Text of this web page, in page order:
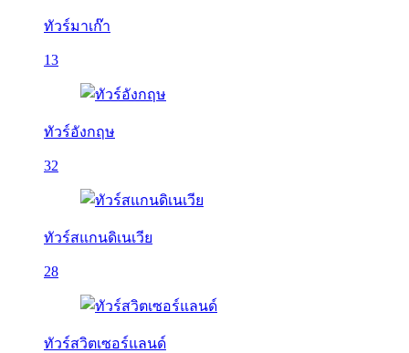
ทัวร์มาเก๊า
13
ทัวร์อังกฤษ
32
ทัวร์สแกนดิเนเวีย
28
ทัวร์สวิตเซอร์แลนด์